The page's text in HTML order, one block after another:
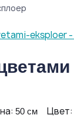
50 см Цвет: